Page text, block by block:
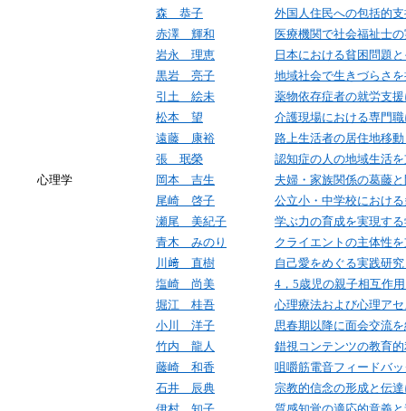
森 恭子
外国人住民への包括的
赤澤 輝和
医療機関で社会福祉士
岩永 理恵
日本における貧困問題
黒岩 亮子
地域社会で生きづらさ
引土 絵未
薬物依存症者の就労支
松本 望
介護現場における専門
遠藤 康裕
路上生活者の居住地移
張 珉榮
認知症の人の地域生活
心理学
岡本 吉生
夫婦・家族関係の葛藤
尾崎 啓子
公立小・中学校におけ
瀬尾 美紀子
学ぶ力の育成を実現す
青木 みのり
クライエントの主体性
川﨑 直樹
自己愛をめぐる実践研
塩崎 尚美
4 ， 5歳児の親子相互作
堀江 桂吾
心理療法および心理ア
小川 洋子
思春期以降に面会交流
竹内 龍人
錯視コンテンツの教育
藤崎 和香
咀嚼筋電音フィードバ
石井 辰典
宗教的信念の形成と伝